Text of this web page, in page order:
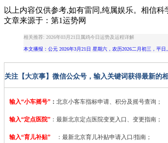
以上内容仅供参考,如有雷同,纯属娱乐。相信科
文章来源于：第1运势网
相关推荐: 2026年03月21日属鸡今日运势及运程详解
本文播报：公元 2026年3月21日 星期六，农历2026二月初三，平
关注【大京事】微信公众号，输入关键词获得最新的
输入“小车摇号” ： 北京小客车指标申请、积分及摇号查询；
输入“定点医院” ： 最新北京定点医院变更入口、变更指南；
输入“育儿补贴” ：最新北京育儿补贴申请入口/指南；